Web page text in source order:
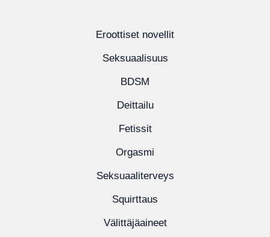
Eroottiset novellit
Seksuaalisuus
BDSM
Deittailu
Fetissit
Orgasmi
Seksuaaliterveys
Squirttaus
Välittäjäaineet